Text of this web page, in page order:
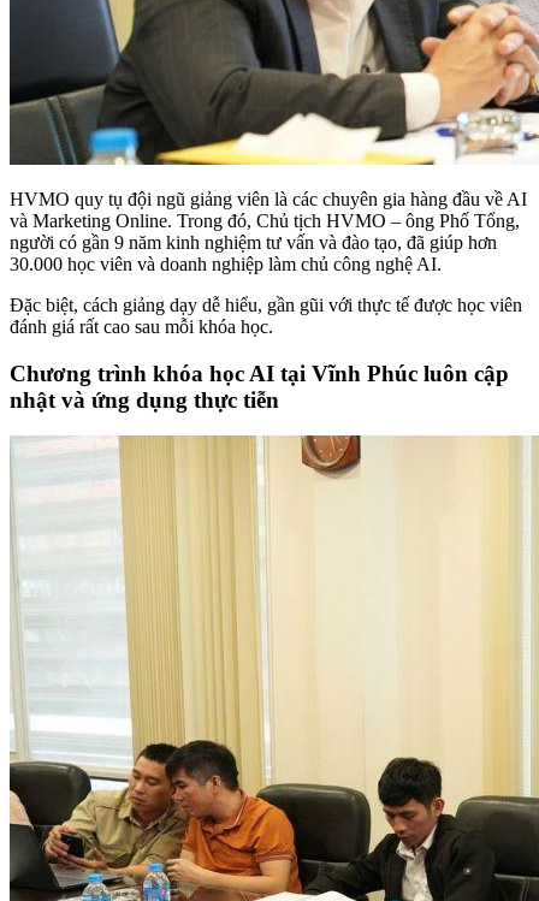
HVMO quy tụ đội ngũ giảng viên là các chuyên gia hàng đầu về AI
và Marketing Online. Trong đó, Chủ tịch HVMO – ông Phố Tổng,
người có gần 9 năm kinh nghiệm tư vấn và đào tạo, đã giúp hơn
30.000 học viên và doanh nghiệp làm chủ công nghệ AI.
Đặc biệt, cách giảng dạy dễ hiểu, gần gũi với thực tế được học viên
đánh giá rất cao sau mỗi khóa học.
Chương trình khóa học AI tại Vĩnh Phúc luôn cập
nhật và ứng dụng thực tiễn